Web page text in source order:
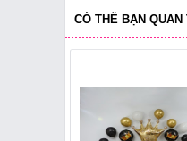
CÓ THỂ BẠN QUAN